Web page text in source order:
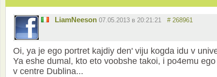
LiamNeeson 07.05.2013 в 20:21:21 # 268961
Oi, ya je ego portret kajdiy den' viju kogda idu v
Ya eshe dumal, kto eto voobshe takoi, i po4emu
v centre Dublina...